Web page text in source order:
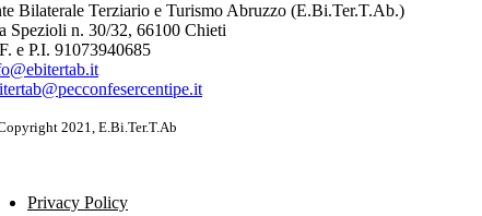
Bilaterale Terziario e Turismo Abruzzo (E.Bi.Ter.T.Ab.)
Spezioli n. 30/32, 66100 Chieti
e P.I. 91073940685
2021, E.Bi.Ter.T.Ab
Privacy Policy